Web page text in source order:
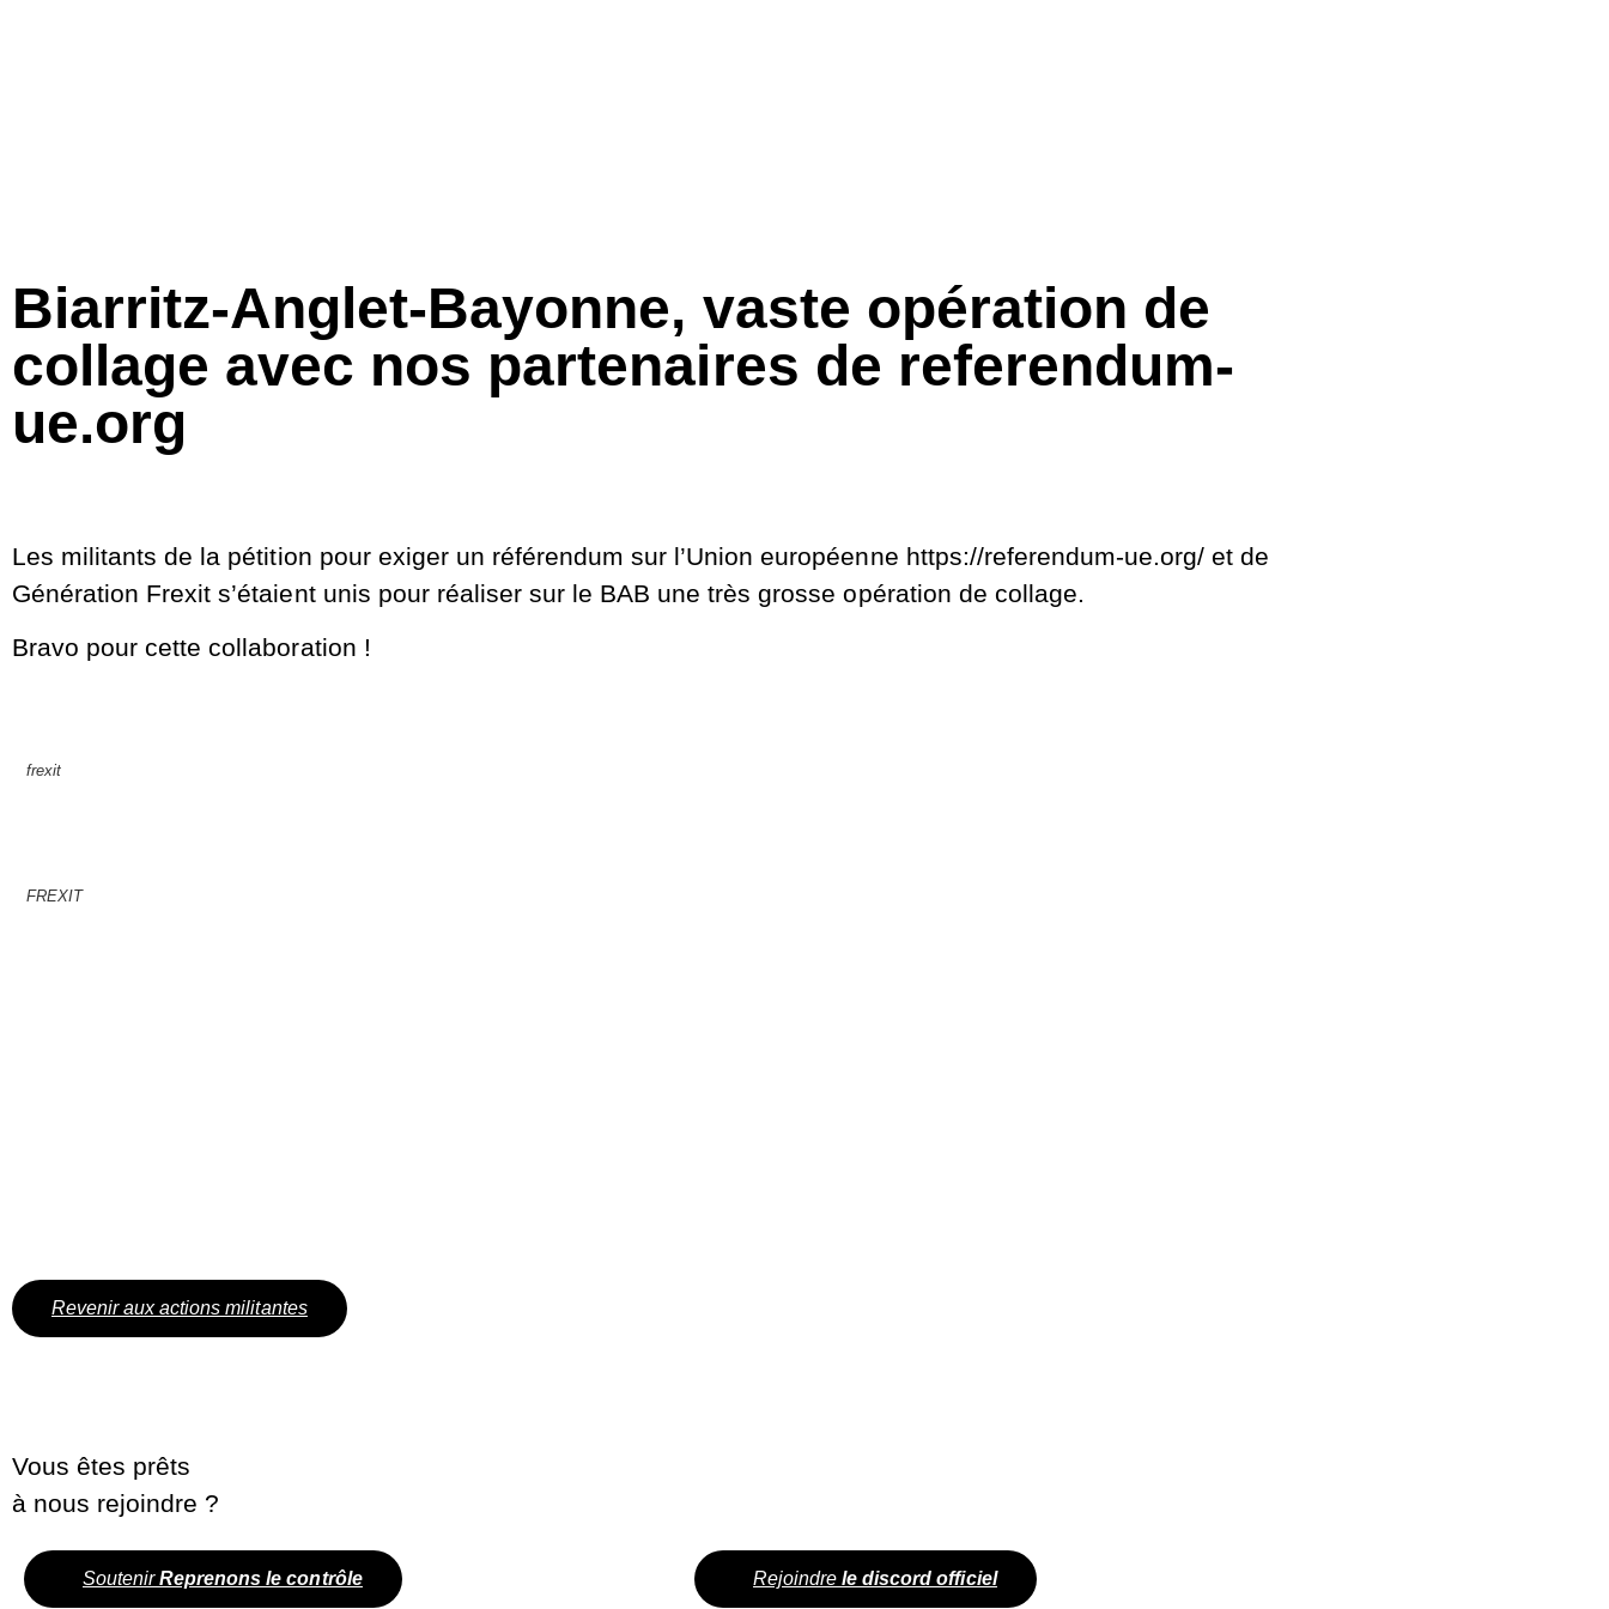
Biarritz-Anglet-Bayonne, vaste opération de
collage avec nos partenaires de referendum-
ue.org
Les militants de la pétition pour exiger un référendum sur l’Union européenne https://referendum-ue.org/ et de
Génération Frexit s’étaient unis pour réaliser sur le BAB une très grosse opération de collage.
Bravo pour cette collaboration !
frexit
FREXIT
Revenir aux actions militantes
Vous êtes prêts
à nous rejoindre ?
SoutenirReprenons le contrôle Rejoindrele discord officiel